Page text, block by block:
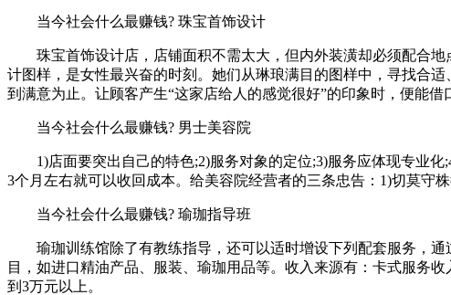
当今社会什么最赚钱? 珠宝首饰设计
珠宝首饰设计店，店铺面积不需太大，但内外装潢却必须配合地
计图样，是女性最兴奋的时刻。她们从琳琅满目的图样中，寻找合
到满意为止。让顾客产生“这家店给人的感觉很好”的印象时，便能借
当今社会什么最赚钱? 男士美容院
1)店面要突出自己的特色;2)服务对象的定位;3)服务应体现专业化
3个月左右就可以收回成本。给美容院经营者的三条忠告：1)切莫守
当今社会什么最赚钱? 瑜珈指导班
瑜珈训练馆除了有教练指导，还可以适时增设下列配套服务，通
目，如进口精油产品、服装、瑜珈用品等。收入来源有：卡式服务
到3万元以上。